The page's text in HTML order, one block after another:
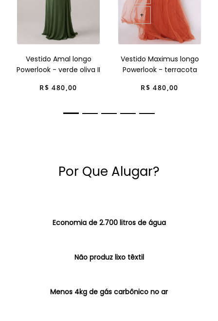
Vestido Amal longo
Powerlook - verde oliva II
R$ 480,00
+
Vestido Maximus longo
Powerlook - terracota
R$ 480,00
Por Que Alugar?
Economia de 2.700 litros de água
Não produz lixo têxtil
Menos 4kg de gás carbônico no ar